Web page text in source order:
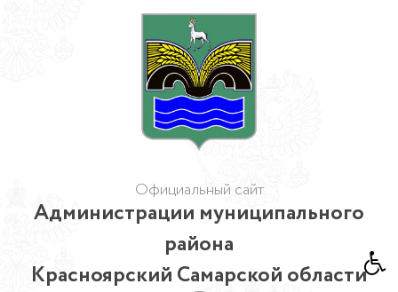
Официальный сайт
Администрации муниципального
района
Красноярский Самарской области